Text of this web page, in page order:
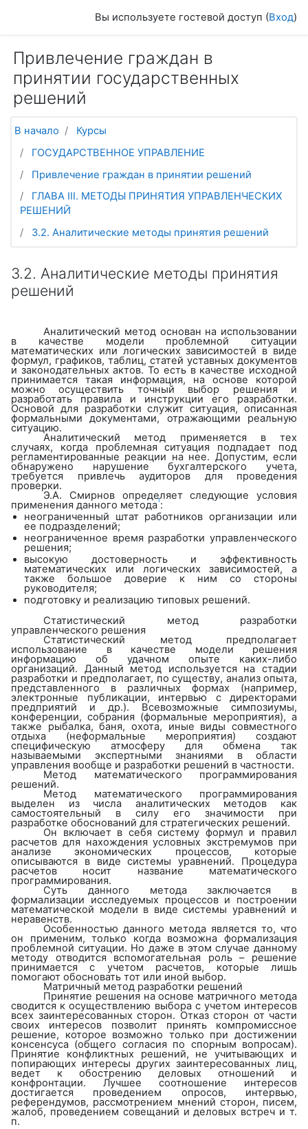
Вы используете гостевой доступ (Вход)
Привлечение граждан в
принятии государственных
решений
В начало
Курсы
ГОСУДАРСТВЕННОЕ УПРАВЛЕНИЕ
Привлечение граждан в принятии решений
ГЛАВА III. МЕТОДЫ ПРИНЯТИЯ УПРАВЛЕНЧЕСКИХ
РЕШЕНИЙ
3.2. Аналитические методы принятия решений
3.2. Аналитические методы принятия
решений
Аналитический метод основан на использовании
в качестве модели проблемной ситуации
математических или логических зависимостей в виде
формул, графиков, таблиц, статей уставных документов
и законодательных актов. То есть в качестве исходной
принимается такая информация, на основе которой
можно осуществить точный выбор решения и
разработать правила и инструкции его разработки.
Основой для разработки служит ситуация, описанная
формальными документами, отражающими реальную
ситуацию.
Аналитический метод применяется в тех
случаях, когда проблемная ситуация подпадает под
регламентированные реакции на нее. Допустим, если
обнаружено нарушение бухгалтерского учета,
требуется привлечь аудиторов для проведения
проверки.
Э.А. Смирнов определяет следующие условия
применения данного метода1:
неограниченный штат работников организации или
ее подразделений;
неограниченное время разработки управленческого
решения;
высокую достоверность и эффективность
математических или логических зависимостей, а
также большое доверие к ним со стороны
руководителя;
подготовку и реализацию типовых решений.
Статистический метод разработки
управленческого решения
Статистический метод предполагает
использование в качестве модели решения
информацию об удачном опыте каких-либо
организаций. Данный метод используется на стадии
разработки и предполагает, по существу, анализ опыта,
представленного в различных формах (например,
электронные публикации, интервью с директорами
предприятий и др.). Всевозможные симпозиумы,
конференции, собрания (формальные мероприятия), а
также рыбалка, баня, охота, иные виды совместного
отдыха (неформальные мероприятия) создают
специфическую атмосферу для обмена так
называемыми экспертными знаниями в области
управления вообще и разработки решений в частности.
Метод математического программирования
решений.
Метод математического программирования
выделен из числа аналитических методов как
самостоятельный в силу его значимости при
разработке обоснований для стратегических решений.
Он включает в себя систему формул и правил
расчетов для нахождения условных экстремумов при
анализе экономических процессов, которые
описываются в виде системы уравнений. Процедура
расчетов носит название математического
программирования.
Суть данного метода заключается в
формализации исследуемых процессов и построении
математической модели в виде системы уравнений и
неравенств.
Особенностью данного метода является то, что
он применим, только когда возможна формализация
проблемной ситуации. Но даже в этом случае данному
методу отводится вспомогательная роль – решение
принимается с учетом расчетов, которые лишь
помогают обосновать тот или иной выбор.
Матричный метод разработки решений
Принятие решения на основе матричного метода
сводится к осуществлению выбора с учетом интересов
всех заинтересованных сторон. Отказ сторон от части
своих интересов позволит принять компромиссное
решение, которое возможно только при достижении
консенсуса (общего согласия по спорным вопросам).
Принятие конфликтных решений, не учитывающих и
попирающих интересы других заинтересованных лиц,
ведет к обострению деловых отношений и
конфронтации. Лучшее соотношение интересов
достигается проведением опросов, интервью,
референдумов, рассмотрением мнений сторон, писем,
жалоб, проведением совещаний и деловых встреч и т.
п.